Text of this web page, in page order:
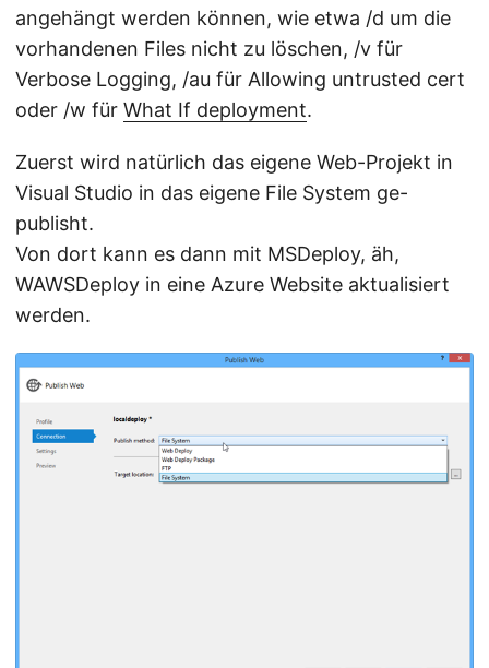
angehängt werden können, wie etwa /d um die
vorhandenen Files nicht zu löschen, /v für
Verbose Logging, /au für Allowing untrusted cert
oder /w für What If deployment.
Zuerst wird natürlich das eigene Web-Projekt in
Visual Studio in das eigene File System ge-
publisht.
Von dort kann es dann mit MSDeploy, äh,
WAWSDeploy in eine Azure Website aktualisiert
werden.